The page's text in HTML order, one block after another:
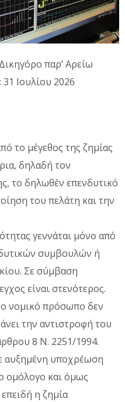
παρ’ Αρείω
Ιουλίου 2026
το μέγεθος της ζημίας
δηλαδή τον
το δηλωθέν επενδυτικό
του πελάτη και την
γεννάται μόνο από
συμβουλών ή
Σε σύμβαση
είναι στενότερος.
νομικό πρόσωπο δεν
την αντιστροφή του
8 Ν. 2251/1994.
αυξημένη υποχρέωση
ομόλογο και όμως
η ζημία